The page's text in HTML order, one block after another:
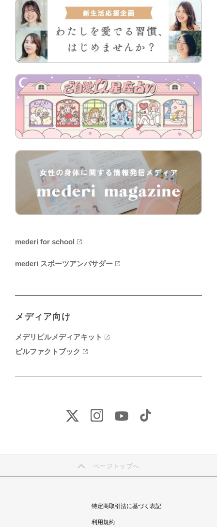
mederi for school
mederi スポーツアンバサダー
メディア向け
メデリピルメディアキット
ピルファクトブック
ページトップへ
特定商取引法に基づく表記
利用規約